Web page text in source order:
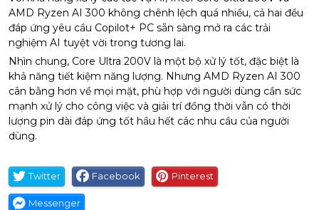
AMD Ryzen AI 300 không chênh lệch quá nhiều, cả hai đều
đáp ứng yêu cầu Copilot+ PC sẵn sàng mở ra các trải
nghiệm AI tuyệt vời trong tương lai.
Nhìn chung, Core Ultra 200V là một bộ xử lý tốt, đặc biệt là
khả năng tiết kiệm năng lượng. Nhưng AMD Ryzen AI 300
cân bằng hơn về mọi mặt, phù hợp với người dùng cần sức
mạnh xử lý cho công việc và giải trí đồng thời vẫn có thời
lượng pin dài đáp ứng tốt hầu hết các nhu cầu của người
dùng.
Twitter Facebook Pinterest
Messenger